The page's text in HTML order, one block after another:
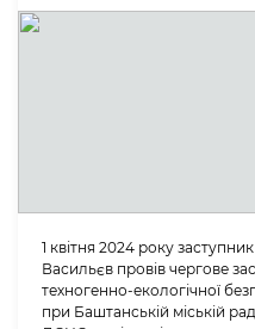
1 квітня 2024 року
Васильєв провів чергове
техногенно-екологічної
при Баштанській міській